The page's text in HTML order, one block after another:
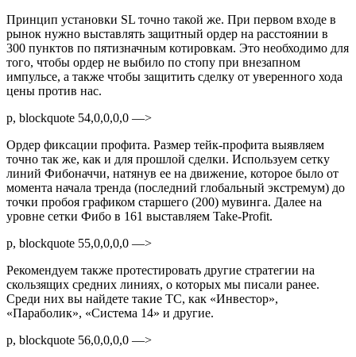
Принцип установки SL точно такой же. При первом входе в
рынок нужно выставлять защитный ордер на расстоянии в
300 пунктов по пятизначным котировкам. Это необходимо для
того, чтобы ордер не выбило по стопу при внезапном
импульсе, а также чтобы защитить сделку от уверенного хода
цены против нас.
p, blockquote 54,0,0,0,0 —>
Ордер фиксации профита. Размер тейк-профита выявляем
точно так же, как и для прошлой сделки. Используем сетку
линий Фибоначчи, натянув ее на движение, которое было от
момента начала тренда (последний глобальный экстремум) до
точки пробоя графиком старшего (200) мувинга. Далее на
уровне сетки Фибо в 161 выставляем Take-Profit.
p, blockquote 55,0,0,0,0 —>
Рекомендуем также протестировать другие стратегии на
скользящих средних линиях, о которых мы писали ранее.
Среди них вы найдете такие ТС, как «Инвестор»,
«Параболик», «Система 14» и другие.
p, blockquote 56,0,0,0,0 —>